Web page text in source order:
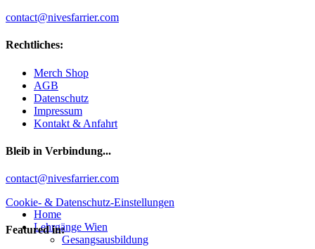
contact@nivesfarrier.com
Rechtliches:
Merch Shop
AGB
Datenschutz
Impressum
Kontakt & Anfahrt
Bleib in Verbindung...
Facebook
YouTube
Instagram
contact@nivesfarrier.com
Cookie- & Datenschutz-Einstellungen
Featured in:
Hoch
scrollenHome
Lehrgänge Wien
Gesangsausbildung